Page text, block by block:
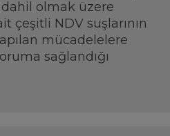
olmak üzere
çeşitli NDV suşlarının
mücadelelere
sağlandığı